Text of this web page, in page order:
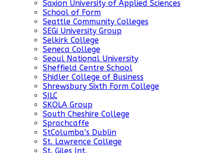
Saxion University of Applied Sciences
School of Form
Seattle Community Colleges
SEGi University Group
Selkirk College
Seneca College
Seoul National University
Sheffield Centre School
Shidler College of Business
Shrewsbury Sixth Form College
SILC
SKOLA Group
South Cheshire College
Sprachcaffe
StColumba’s Dublin
St. Lawrence College
St. Giles Int.